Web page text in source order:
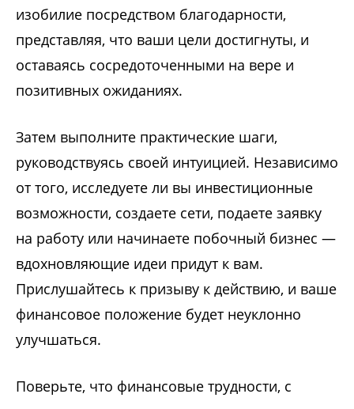
изобилие посредством благодарности,
представляя, что ваши цели достигнуты, и
оставаясь сосредоточенными на вере и
позитивных ожиданиях.
Затем выполните практические шаги,
руководствуясь своей интуицией. Независимо
от того, исследуете ли вы инвестиционные
возможности, создаете сети, подаете заявку
на работу или начинаете побочный бизнес —
вдохновляющие идеи придут к вам.
Прислушайтесь к призыву к действию, и ваше
финансовое положение будет неуклонно
улучшаться.
Поверьте, что финансовые трудности, с